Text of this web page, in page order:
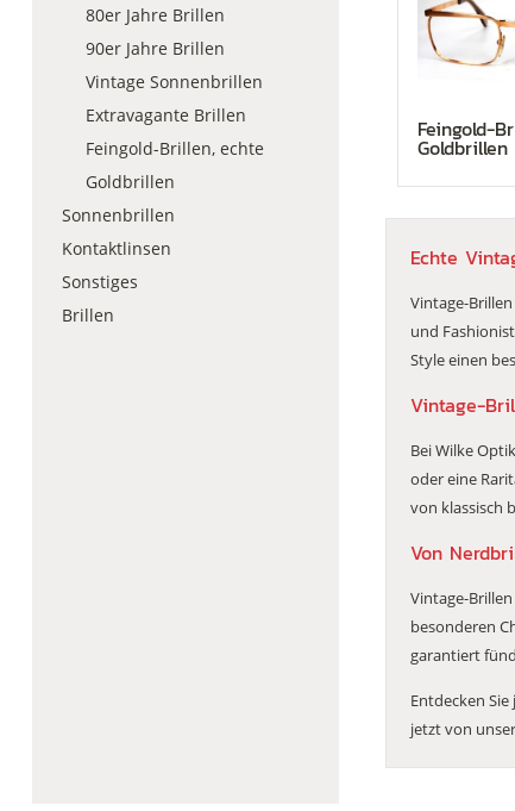
Feingold-
Goldbrillen
Echte
Vintage-
und
Style einen
Vintage-
Bei Wilke
oder eine
von klassisch
Von
Vintage-
besonderen
garantiert
Entdecken
jetzt von
80er Jahre Brillen
90er Jahre Brillen
Vintage Sonnenbrillen
Extravagante Brillen
Feingold-Brillen, echte
Goldbrillen
Sonnenbrillen
Kontaktlinsen
Sonstiges
Brillen